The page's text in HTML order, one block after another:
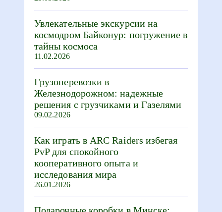
Увлекательные экскурсии на
космодром Байконур: погружение в
тайны космоса
11.02.2026
Грузоперевозки в
Железнодорожном: надежные
решения с грузчиками и Газелями
09.02.2026
Как играть в ARC Raiders избегая
PvP для спокойного
кооперативного опыта и
исследования мира
26.01.2026
Подарочные коробки в Минске: